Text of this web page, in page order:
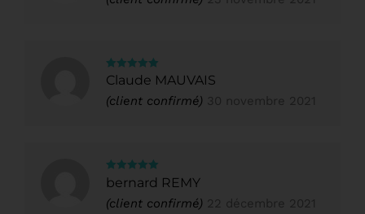
Note5 sur
Claude MAUVAIS
(client confirmé) 30 novembre 2021
Note5sur
bernard REMY
(client confirmé) 22 décembre 2021